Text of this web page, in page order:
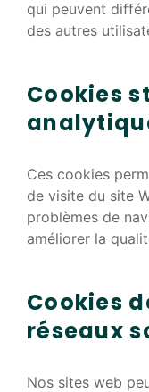
qui peuvent
des autres
Cookies
Ces cookies
de visite du site
problèmes de
améliorer la
Cookies
réseaux
Nos sites web